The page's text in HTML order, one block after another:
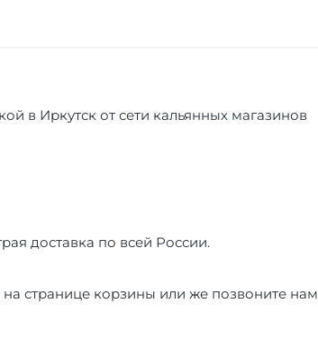
в Иркутск от сети кальянных магазинов
доставка по всей России.
странице корзины или же позвоните нам